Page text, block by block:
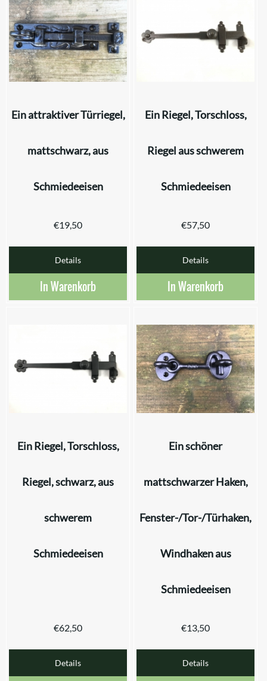
Ein attraktiver Türriegel,
mattschwarz, aus
Schmiedeeisen
€19,50
Details
In Warenkorb
Ein Riegel, Torschloss,
Riegel aus schwerem
Schmiedeeisen
€57,50
Details
In Warenkorb
Ein Riegel, Torschloss,
Riegel, schwarz, aus
schwerem
Schmiedeeisen
€62,50
Details
Ein schöner
mattschwarzer Haken,
Fenster-/Tor-/Türhaken,
Windhaken aus
Schmiedeeisen
€13,50
Details